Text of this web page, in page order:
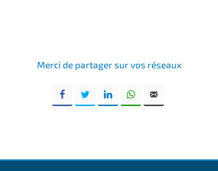
Merci de partager sur vos réseaux